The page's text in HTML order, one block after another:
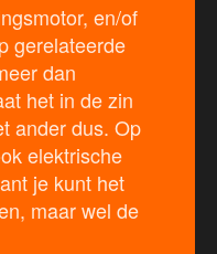
en/of
gerelateerde
dan
het in de zin
ander dus. Op
elektrische
je kunt het
maar wel de